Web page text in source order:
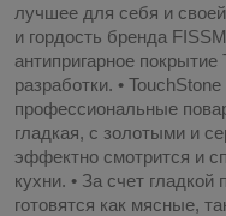
лучшее для себя и
и гордость бренда
антипригарное
разработки. •
профессиональные
гладкая, с золотыми и
эффектно смотрится и
кухни. • За счет
готовятся как мясные,